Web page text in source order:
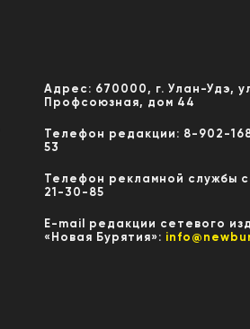
Адрес: 670000, г. Улан-Удэ,
Профсоюзная, дом 44
Телефон редакции: 8-902-
53
Телефон рекламной службы
21-30-85
E-mail редакции сетевого
«Новая Бурятия»: